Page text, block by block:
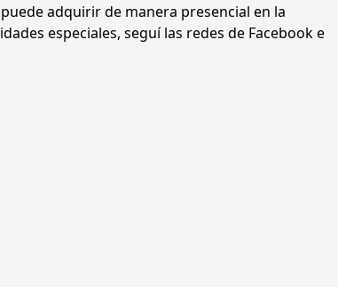
adquirir de manera presencial en la
especiales, seguí las redes de Facebook e